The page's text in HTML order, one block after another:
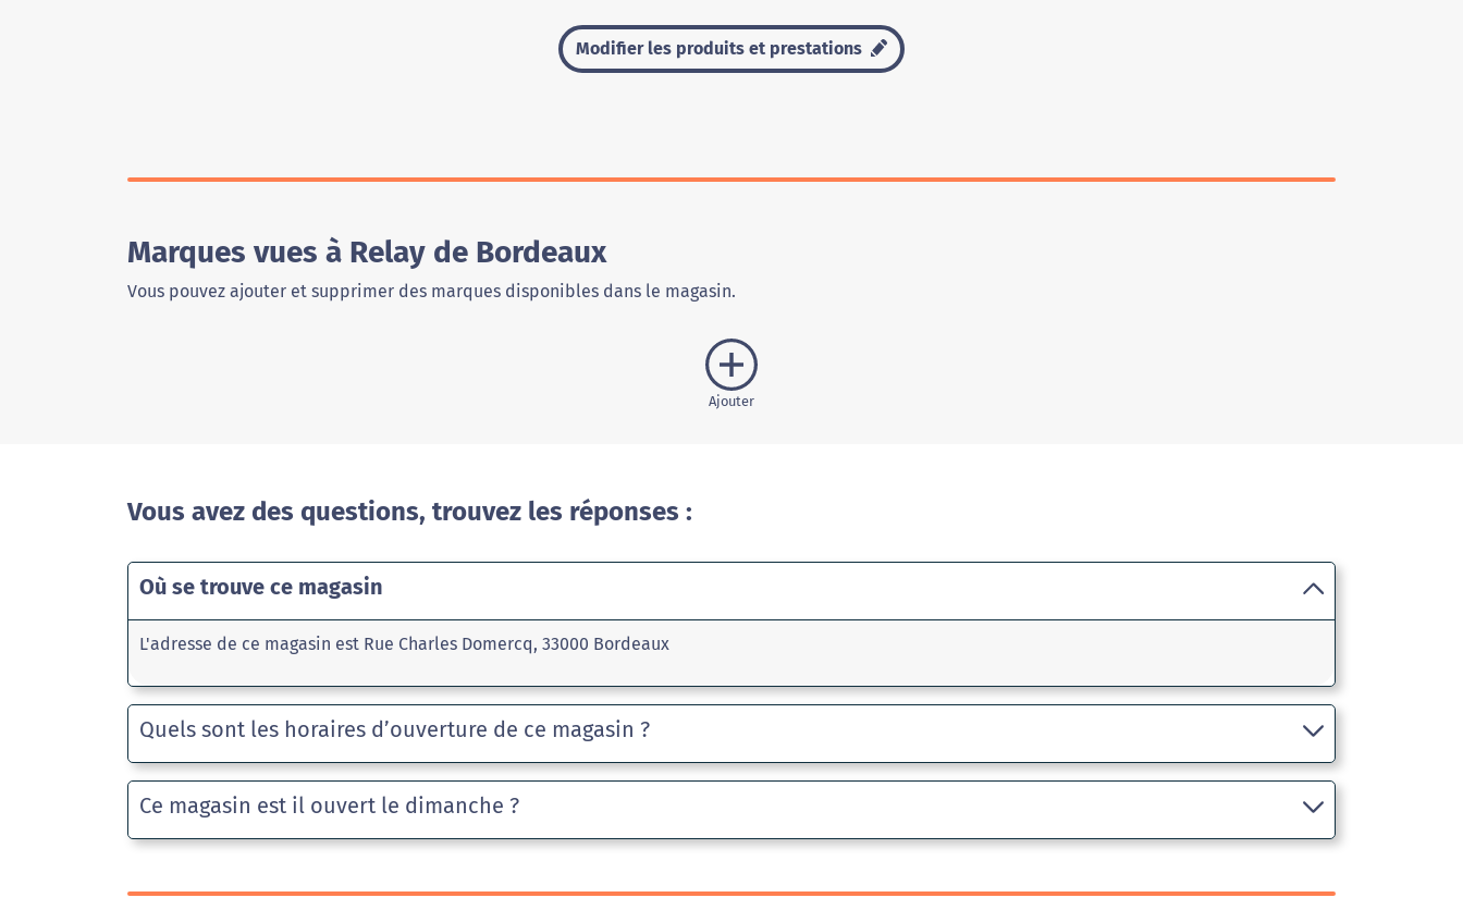
Modifier les produits et prestations
Marques vues à Relay de Bordeaux
Vous pouvez ajouter et supprimer des marques disponibles dans le magasin.
Ajouter
Vous avez des questions, trouvez les réponses :
Où se trouve ce magasin
L'adresse de ce magasin est Rue Charles Domercq, 33000 Bordeaux
Quels sont les horaires d’ouverture de ce magasin ?
Ce magasin est il ouvert le dimanche ?